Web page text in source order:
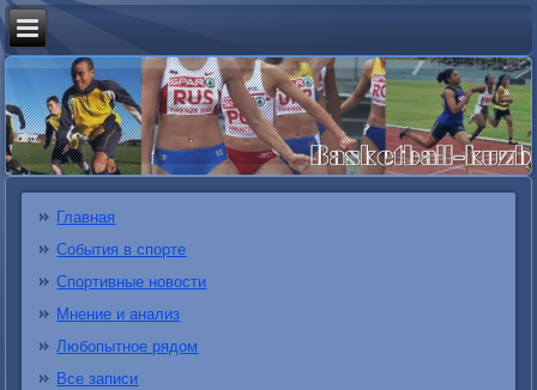
Главная
События в спорте
Спортивные новости
Мнение и анализ
Любопытное рядом
Все записи